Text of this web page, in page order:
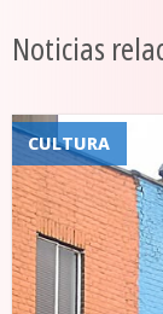
Noticias
CULTURA